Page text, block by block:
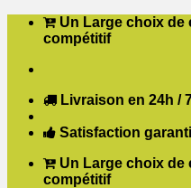
Passer Un Large choix de
compétitif
Livraison en 24h /
Satisfaction
Un Large choix de
compétitif